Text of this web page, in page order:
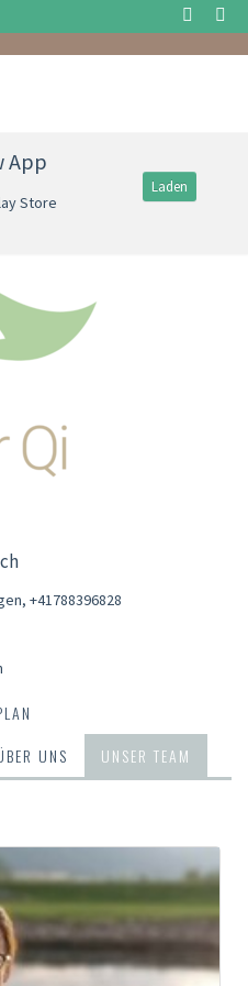
App
Store
Laden
, +41788396828
UNS UNSER TEAM